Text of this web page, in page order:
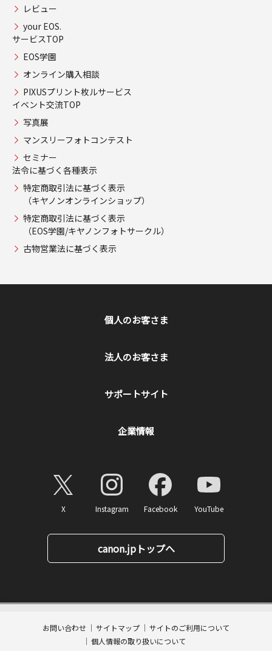
カートに入れる
レビュー
your EOS.
サービスTOP
EOS学園
オンライン購入相談
PIXUSプリント枚ルサービス
イベント交流TOP
写真展
マンスリーフォトコンテスト
セミナー
法令に基づく各種表示
特定商取引法に基づく表示
（キヤノンオンラインショップ）
特定商取引法に基づく表示
（EOS学園/キヤノンフォトサークル）
古物営業法に基づく表示
個人のお客さま
法人のお客さま
サポートサイト
企業情報
X Instagram Facebook YouTube
canon.jpトップへ
お問い合わせ サイトマップ
サイトのご利用について
個人情報の取り扱いについて